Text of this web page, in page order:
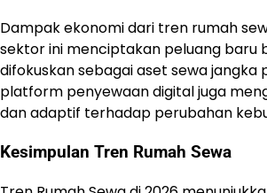
Dampak ekonomi dari tren rumah
sektor ini menciptakan peluang
difokuskan sebagai aset sewa
platform penyewaan digital juga
dan adaptif terhadap perubahan
Kesimpulan Tren Rumah Sewa